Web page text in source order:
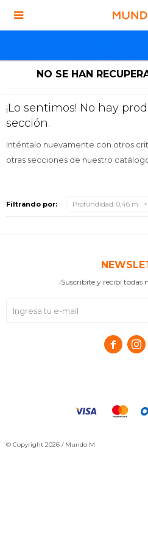

NO SE HAN
¡Lo sentimos! No hay
sección.
Inténtalo nuevamente con otros
otras secciones de nuestro
Filtrando por: Profundidad: 0,46 m
¡Suscribite y recibí todas
 
© Copyright 2026 / Mundo M